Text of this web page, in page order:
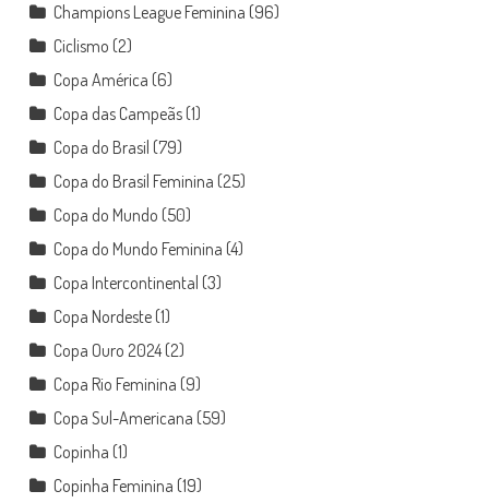
Champions League Feminina (96)
Ciclismo (2)
Copa América (6)
Copa das Campeãs(1)
Copa do Brasil (79)
Copa do Brasil Feminina (25)
Copa do Mundo (50)
Copa do Mundo Feminina (4)
Copa Intercontinental (3)
Copa Nordeste(1)
Copa Ouro 2024(2)
Copa Rio Feminina (9)
Copa Sul-Americana (59)
Copinha (1)
Copinha Feminina (19)